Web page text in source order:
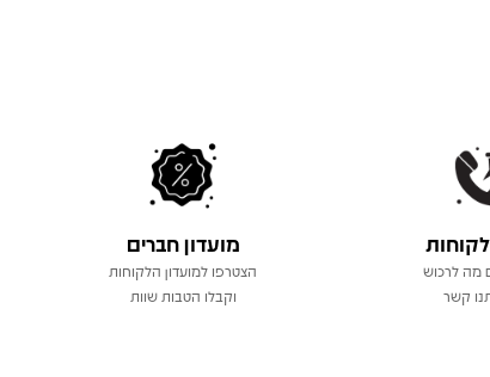
מה לרכוש
קשר
מועדון חברים
הצטרפו למועדון הלקוחות
וקבלו הטבות שוות